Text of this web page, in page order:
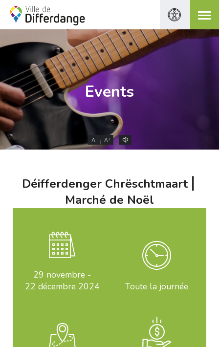
Events
A- A+
Déifferdenger Chrëschtmaart ⎜
Marché de Noël
29 novembre -
22 décembre 2024
Toute la journée